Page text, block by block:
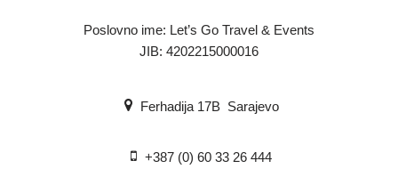
Poslovno ime: Let’s Go Travel & Events
JIB: 4202215000016
Ferhadija 17B Sarajevo
+387 (0) 60 33 26 444